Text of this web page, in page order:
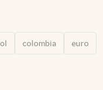
colombia euro